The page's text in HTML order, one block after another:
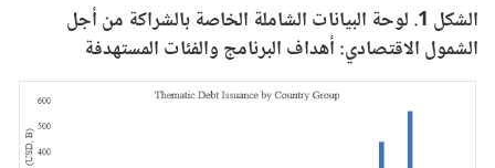
الشكل 1. لوحة البيانات الشاملة الخاصة بالشراكة من أجل
الشمول الاقتصادي: أهداف البرنامج والفئات المستهدفة